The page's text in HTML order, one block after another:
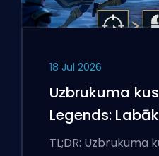
18 Jul 2026
Uzbrukuma
Legends:
TL;DR: Uzbrukuma